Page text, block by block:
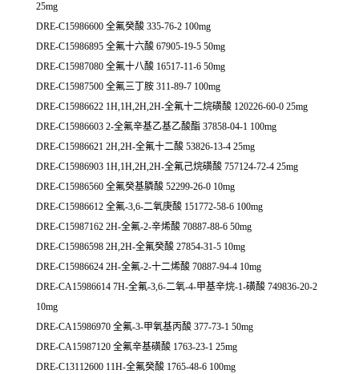
25mg
DRE-C15986600 全氟癸酸 335-76-2 100mg
DRE-C15986895 全氟十六酸 67905-19-5 50mg
DRE-C15987080 全氟十八酸 16517-11-6 50mg
DRE-C15987500 全氟三丁胺 311-89-7 100mg
DRE-C15986622 1H,1H,2H,2H-全氟十二烷磺酸 120226-60-0 25mg
DRE-C15986603 2-全氟辛基乙基乙酸酯 37858-04-1 100mg
DRE-C15986621 2H,2H-全氟十二酸 53826-13-4 25mg
DRE-C15986903 1H,1H,2H,2H-全氟己烷磺酸 757124-72-4 25mg
DRE-C15986560 全氟癸基膦酸 52299-26-0 10mg
DRE-C15986612 全氟-3,6-二氧庚酸 151772-58-6 100mg
DRE-C15987162 2H-全氟-2-辛烯酸 70887-88-6 50mg
DRE-C15986598 2H,2H-全氟癸酸 27854-31-5 10mg
DRE-C15986624 2H-全氟-2-十二烯酸 70887-94-4 10mg
DRE-CA15986614 7H-全氟-3,6-二氧-4-甲基辛烷-1-磺酸 749836-20-2
10mg
DRE-CA15986970 全氟-3-甲氧基丙酸 377-73-1 50mg
DRE-CA15987120 全氟辛基磺酸 1763-23-1 25mg
DRE-C13112600 11H-全氟癸酸 1765-48-6 100mg